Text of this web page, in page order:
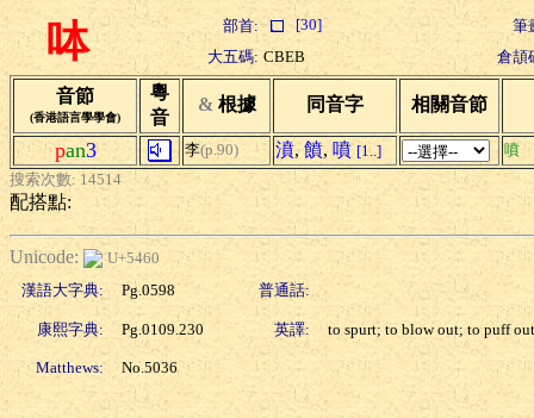
呠 部首: [30]
筆
大五碼: CBEB 倉頡
音節
(香港語言學學會)
粵
音
& 根據 同音字 相關音節
pan3 李(p.90) 濆, 饙, 噴 [1..]
噴
搜索次數: 14514
配搭點:
Unicode:
U+5460
漢語大字典:
Pg.0598 普通話:
康熙字典: Pg.0109.230 英譯: to spurt; to blow out; to puff
Matthews: No.5036